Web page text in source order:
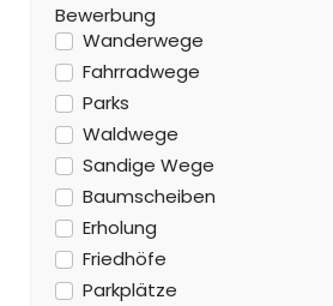
Bewerbung
Wanderwege
Fahrradwege
Parks
Waldwege
Sandige Wege
Baumscheiben
Erholung
Friedhöfe
Parkplätze